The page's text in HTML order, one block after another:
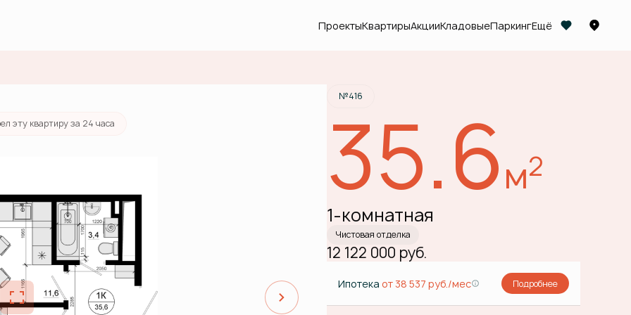
ПроектыКвартирыАкцииКладовыеПаркингЕщё
Забронировать
эту квартиру за 24 часа
№416
35.6м2
1-комнатная
Чистовая отделка
12 122 000 руб.
Ипотека от 38 537 руб./мес Подробнее